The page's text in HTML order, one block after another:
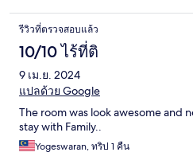
รีวิวที่ตรวจสอบแล้ว
10/10 ไร้ที่ติ
9 เม.ย. 2024
แปลด้วย Google
The room was look awesome and
stay with Family..
Yogeswaran, ทริป 1 คืน